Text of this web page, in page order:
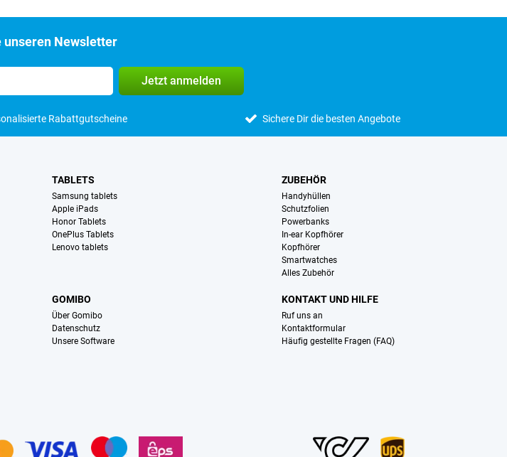
unseren Newsletter
Jetzt anmelden
Rabattgutscheine Sichere Dir die besten Angebote
TABLETS
Samsung tablets
Apple iPads
Honor Tablets
OnePlus Tablets
Lenovo tablets
ZUBEHÖR
Handyhüllen
Schutzfolien
Powerbanks
In-ear Kopfhörer
Kopfhörer
Smartwatches
Alles Zubehör
GOMIBO
Über Gomibo
Datenschutz
Unsere Software
KONTAKT UND HILFE
Ruf uns an
Kontaktformular
Häufig gestellte Fragen (FAQ)